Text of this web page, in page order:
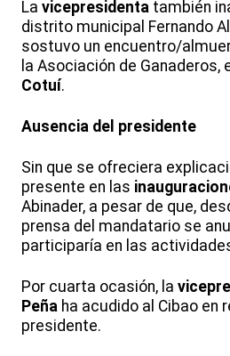
La vicepresidenta también
distrito municipal Fernando
sostuvo un encuentro/
la Asociación de Ganaderos,
Cotuí.
Ausencia del presidente
Sin que se ofreciera
presente en las
Abinader, a pesar de que,
prensa del mandatario se
participaría en las
Por cuarta ocasión, la
Peña ha acudido al Cibao en
presidente.